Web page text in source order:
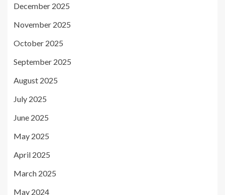
December 2025
November 2025
October 2025
September 2025
August 2025
July 2025
June 2025
May 2025
April 2025
March 2025
May 2024